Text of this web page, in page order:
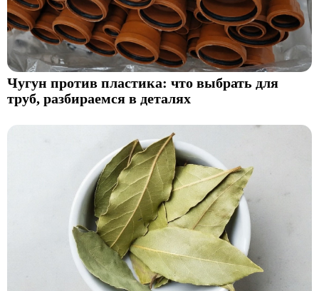
Чугун против пластика: что выбрать для
труб, разбираемся в деталях